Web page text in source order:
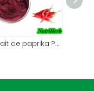
Extrait de paprika Paprika oléorésine Paprika couleur rouge pour colorant alimentaire